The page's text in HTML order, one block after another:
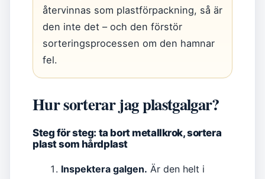
återvinnas som plastförpackning, så är
den inte det – och den förstör
sorteringsprocessen om den hamnar
fel.
Hur sorterar jag plastgalgar?
Steg för steg: ta bort metallkrok, sortera
plast som hårdplast
Inspektera galgen. Är den helt i